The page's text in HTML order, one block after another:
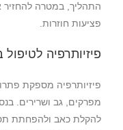
התהליך, במטרה להחזיר
פציעות חוזרות.
פיזיותרפיה
פיזיותרפיה מספקת
מפרקים, גב ושרירים.
להקלת כאב ולהפחתת